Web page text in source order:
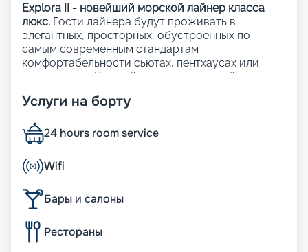
Explora II - новейший морской лайнер класса
люкс. Гости лайнера будут проживать в
элегантных, просторных, обустроенных по
самым современным стандартам
комфортабельности сьютах, пентхаусах или
резиденциях. Каждый из 461 люксов лайнера с
приватными террасами.
На лайнере:
12 баров и лаунджей, а также 6 ресторанов;
3 открытых бассейна, включая 1 бассейн только
для взрослых;
1 закрытый бассейн с раздвижной стеклянной
крышей;
64 индивидуальные кабаны (у бассейнов);
множество открытых и закрытых джакузи;
Услуги на борту
24 hours room service
Wifi
Бары и салоны
Рестораны